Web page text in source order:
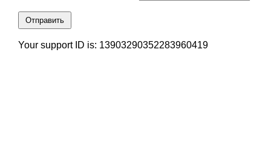
Отправить
Your support ID is: 13903290352283960419